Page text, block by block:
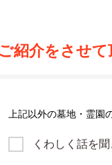
紹介をさせて
上記以外の墓地・霊園
くわしく話を